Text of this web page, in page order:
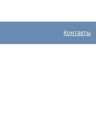
Контакты